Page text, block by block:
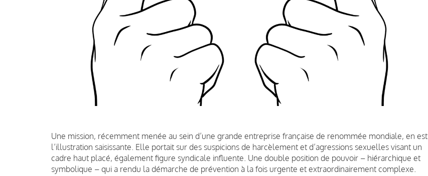
Une mission, récemment menée au sein d’une grande entreprise française de renommée mondiale, en est
l’illustration saisissante. Elle portait sur des suspicions de harcèlement et d’agressions sexuelles visant un
cadre haut placé, également figure syndicale influente. Une double position de pouvoir – hiérarchique et
symbolique – qui a rendu la démarche de prévention à la fois urgente et extraordinairement complexe.